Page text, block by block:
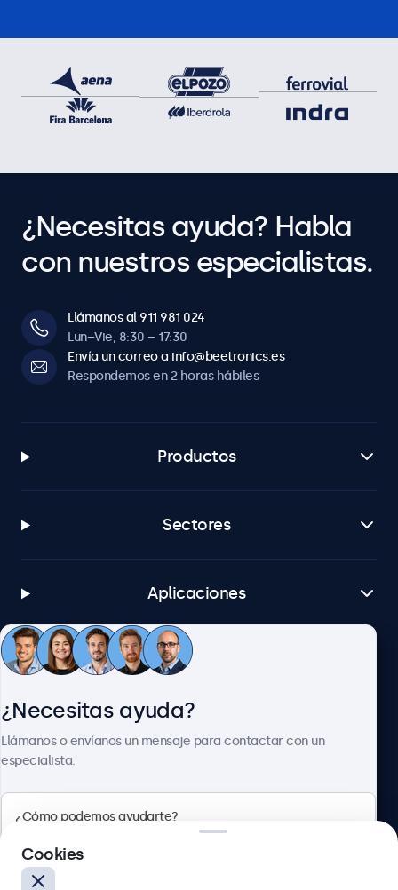
¿Necesitas ayuda? Habla
con nuestros especialistas.
Llámanos al 911 981 024
Lun–Vie, 8:30 – 17:30
Envía un correo a info@beetronics.es
Respondemos en 2 horas hábiles
Productos
Sectores
Aplicaciones
Atención al cliente
¿Necesitas ayuda?
Llámanos o envíanos un mensaje para contactar con un
especialista.
Cookies